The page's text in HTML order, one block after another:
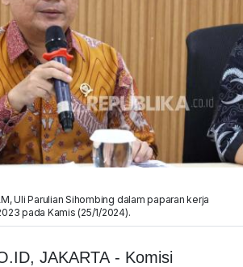
Uli Parulian Sihombing dalam paparan kerja
pada Kamis (25/1/2024).
JAKARTA - Komisi